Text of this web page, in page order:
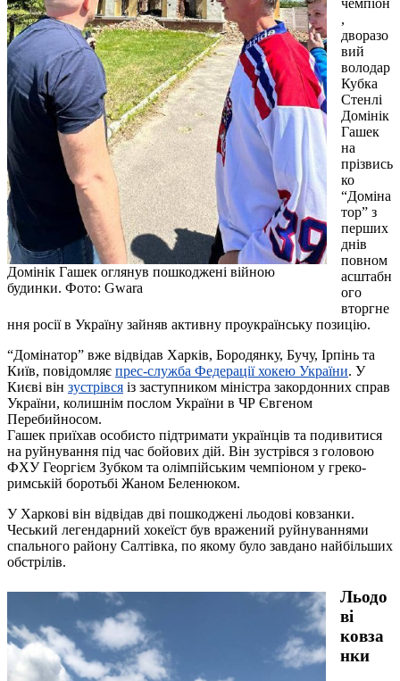
Домінік Гашек оглянув пошкоджені війною
будинки. Фото: Gwara
чемпіон
,
дворазо
вий
володар
Кубка
Стенлі
Домінік
Гашек
на
прізвись
ко
“Доміна
тор” з
перших
днів
повном
асштабн
ого
вторгне
ння росії в Україну зайняв активну проукраїнську позицію.
“Домінатор” вже відвідав Харків, Бородянку, Бучу, Ірпінь та
Київ, повідомляє прес-служба Федерації хокею України. У
Києві він зустрівся із заступником міністра закордонних справ
України, колишнім послом України в ЧР Євгеном
Перебийносом.
Гашек приїхав особисто підтримати українців та подивитися
на руйнування під час бойових дій. Він зустрівся з головою
ФХУ Георгієм Зубком та олімпійським чемпіоном у греко-
римській боротьбі Жаном Беленюком.
У Харкові він відвідав дві пошкоджені льодові ковзанки.
Чеcький легендарний хокеїст був вражений руйнуваннями
спального району Салтівка, по якому було завдано найбільших
обстрілів.
Льодо
ві
ковза
нки